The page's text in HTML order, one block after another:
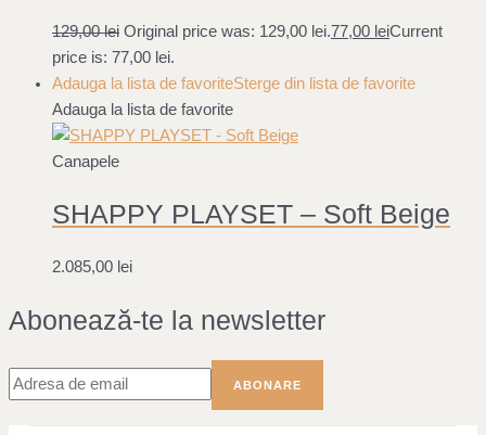
129,00lei Original price was: 129,00 lei.77,00 leiCurrent
price is: 77,00 lei.
Adauga la lista de favoriteSterge din lista de favorite
Adauga la lista de favorite
Canapele
SHAPPY PLAYSET – Soft Beige
2.085,00 lei
Abonează-te la newsletter